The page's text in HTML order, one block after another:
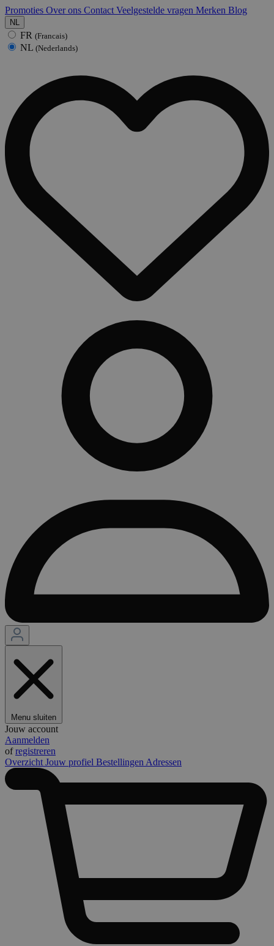
Promoties Over ons Contact Veelgestelde vragen Merken Blog
NL
FR (Francais)
NL (Nederlands)
Menu sluiten
Jouw account
Aanmelden
ofregistreren
Overzicht Jouw profiel Bestellingen Adressen